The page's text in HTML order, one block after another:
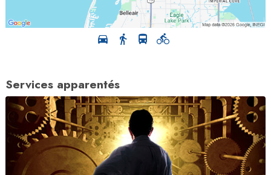
Services apparentés